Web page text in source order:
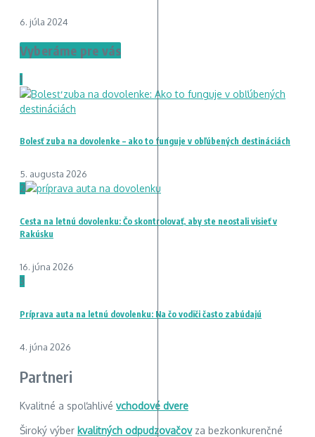
6. júla 2024
Vyberáme pre vás
1
Bolesť zuba na dovolenke – ako to funguje v obľúbených destináciách
5. augusta 2026
2
Cesta na letnú dovolenku: Čo skontrolovať, aby ste neostali visieť v
Rakúsku
16. júna 2026
3
Príprava auta na letnú dovolenku: Na čo vodiči často zabúdajú
4. júna 2026
Partneri
Kvalitné a spoľahlivé vchodové dvere
Široký výber kvalitných odpudzovačovza bezkonkurenčné